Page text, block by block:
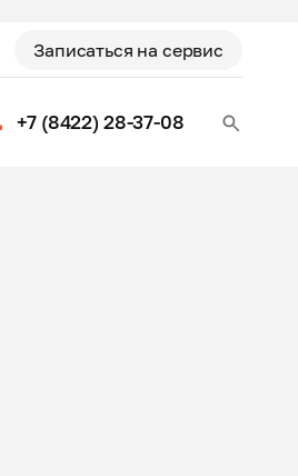
Записаться на сервис
+7 (8422) 28-37-08